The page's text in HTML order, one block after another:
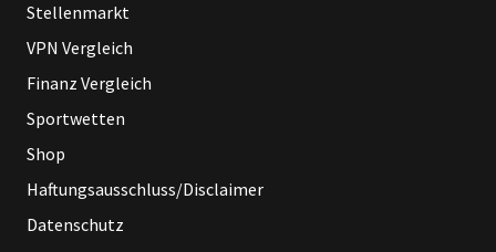
Stellenmarkt
VPN Vergleich
Finanz Vergleich
Sportwetten
Shop
Haftungsausschluss/Disclaimer
Datenschutz